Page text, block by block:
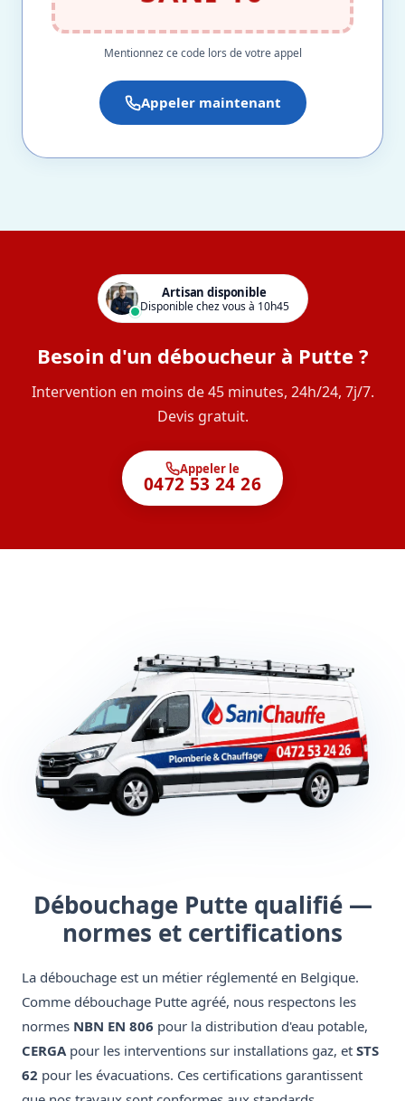
Mentionnez ce code lors de votre appel
Appeler maintenant
Artisan disponible
Disponible chez vous à 10h45
Besoin d'un déboucheur à Putte ?
Intervention en moins de 45 minutes, 24h/24, 7j/7.
Devis gratuit.
Appeler le
0472 53 24 26
Débouchage Putte qualifié —
normes et certifications
La débouchage est un métier réglementé en Belgique.
Comme débouchage Putte agréé, nous respectons les
normes NBN EN 806 pour la distribution d'eau potable,
CERGApour les interventions sur installations gaz, et STS
62 pour les évacuations. Ces certifications garantissent